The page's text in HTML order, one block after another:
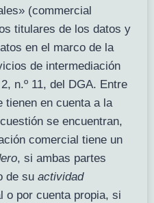
(commercial
titulares de los datos y
en el marco de la
de intermediación
n.º 11, del DGA. Entre
tienen en cuenta a la
se encuentran,
comercial tiene un
, si ambas partes
de su actividad
o por cuenta propia, si